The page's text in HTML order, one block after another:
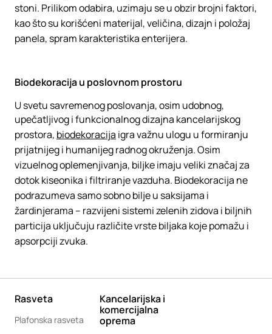
stoni. Prilikom odabira, uzimaju se u obzir brojni faktori,
kao što su korišćeni materijal, veličina, dizajn i položaj
panela, spram karakteristika enterijera.
Biodekoracija u poslovnom prostoru
U svetu savremenog poslovanja, osim udobnog,
upečatljivog i funkcionalnog dizajna kancelarijskog
prostora, biodekoracija igra važnu ulogu u formiranju
prijatnijeg i humanijeg radnog okruženja. Osim
vizuelnog oplemenjivanja, biljke imaju veliki značaj za
dotok kiseonika i filtriranje vazduha. Biodekoracija ne
podrazumeva samo sobno bilje u saksijama i
žardinjerama – razvijeni sistemi zelenih zidova i biljnih
particija uključuju različite vrste biljaka koje pomažu i
apsorpciji zvuka.
Rasveta
Plafonska rasveta
Kancelarijska i
komercijalna
oprema